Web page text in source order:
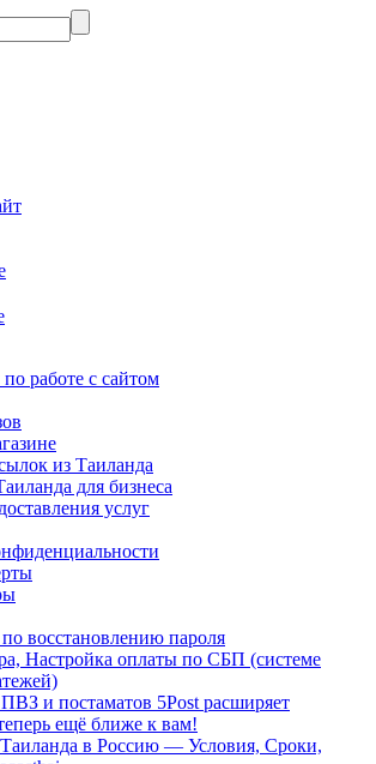
работе с сайтом
из Таиланда
для бизнеса
услуг
восстановлению пароля
Настройка оплаты по СБП (системе
и постаматов 5Post расширяет
ещё ближе к вам!
Таиланда в Россию — Условия, Сроки,